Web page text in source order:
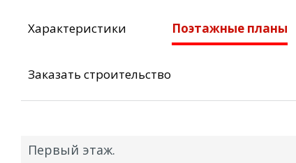
Характеристики Поэтажные планы
Заказать строительство
Первый этаж.